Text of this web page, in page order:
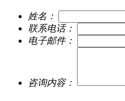
姓名：
联系电话：
电子邮件：
咨询内容：